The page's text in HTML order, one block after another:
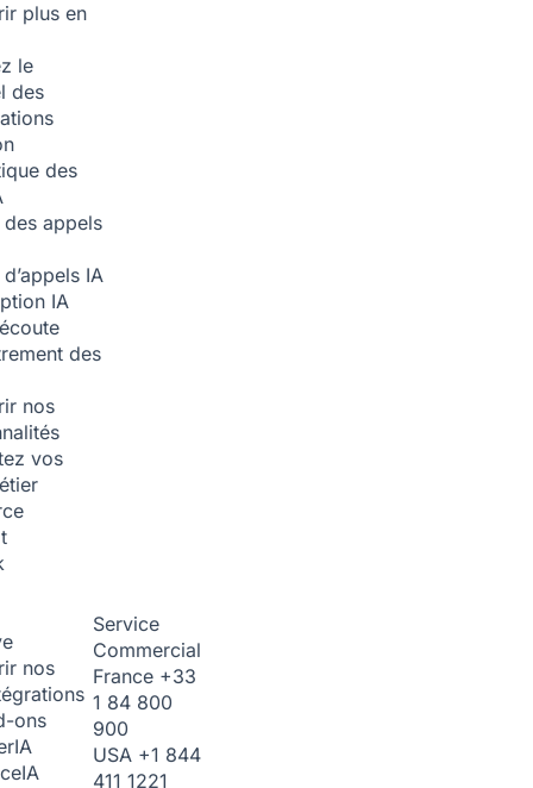
plus en
le
des
des
appels
IA
IA
des
nos
vos
nos
ons
IA
IA
Service
Commercial
France +33
1 84 800
900
USA +1 844
411 1221